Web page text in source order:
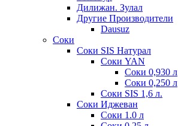
Дилижан. Зулал
Другие Производители
Dausuz
Соки
Соки SIS Натурал
Соки YAN
Соки 0,930 л
Соки 0,250 л
Соки SIS 1,6 л.
Соки Иджеван
Соки 1.0 л